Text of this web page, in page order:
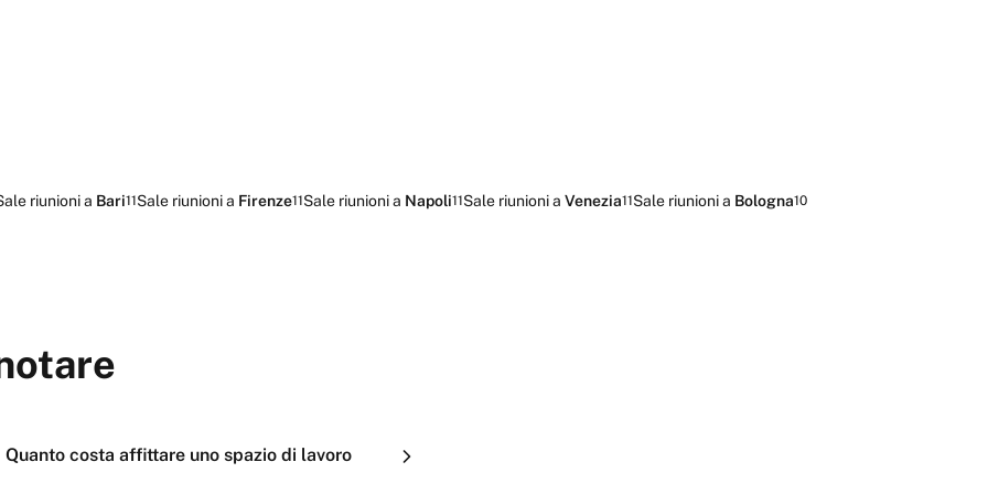
riunionia Bari11Sale riunionia Firenze11Sale riunionia Napoli11Sale riunionia Venezia11Sale riunionia Bologna10
Quanto costa affittare uno spazio di lavoro